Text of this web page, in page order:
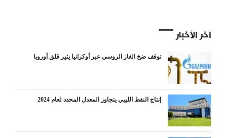
آخر الأخبار
توقف ضخ الغاز الروسي عبر أوكرانيا يثير قلق أوروبا
إنتاج النفط الليبي يتجاوز المعدل المحدد لعام 2024